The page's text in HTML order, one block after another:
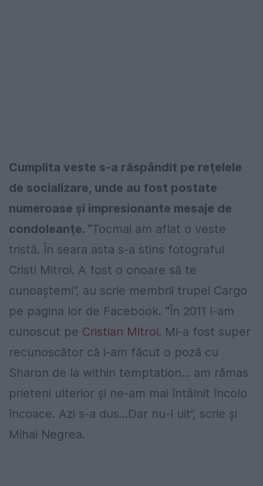
Cumplita veste s-a răspândit pe reţelele
de socializare, unde au fost postate
numeroase şi impresionante mesaje de
condoleanţe. “Tocmai am aflat o veste
tristă. În seara asta s-a stins fotograful
Cristi Mitroi. A fost o onoare să te
cunoaştem!”, au scrie membrii trupei Cargo
pe pagina lor de Facebook. “În 2011 l-am
cunoscut pe Cristian Mitroi. Mi-a fost super
recunoscător că i-am făcut o poză cu
Sharon de la within temptation... am rămas
prieteni ulterior şi ne-am mai întâlnit încolo
încoace. Azi s-a dus...Dar nu-l uit”, scrie şi
Mihai Negrea.